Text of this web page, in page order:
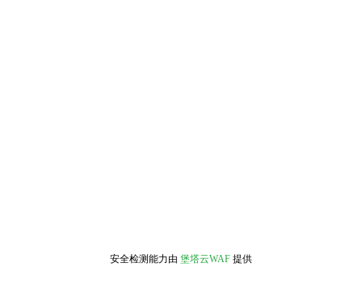
安全检测能力由 堡塔云WAF 提供